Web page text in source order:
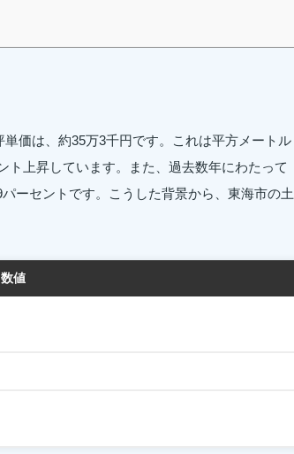
価は、約35万3千円です。これは平方メートル
ト上昇しています。また、過去数年にわたって
ーセントです。こうした背景から、東海市の土
数値